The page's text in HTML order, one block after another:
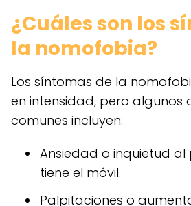
¿Cuáles son los
la nomofobia?
Los síntomas de la
en intensidad, pero algunos
comunes incluyen:
Ansiedad o inquietud al
tiene el móvil.
Palpitaciones o